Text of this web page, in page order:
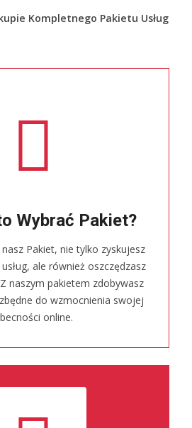
Kompletnego Pakietu Usług
Wybrać Pakiet?
Pakiet, nie tylko zyskujesz
ale również oszczędzasz
naszym pakietem zdobywasz
do wzmocnienia swojej
online.